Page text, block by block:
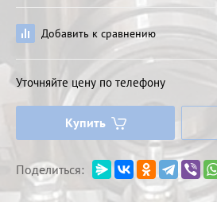
Добавить к сравнению
Уточняйте цену по телефону
Купить
Поделиться: